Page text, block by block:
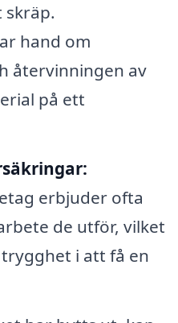
skräp.
hand om
återvinningen av
på ett
erbjuder ofta
de utför, vilket
i att få en